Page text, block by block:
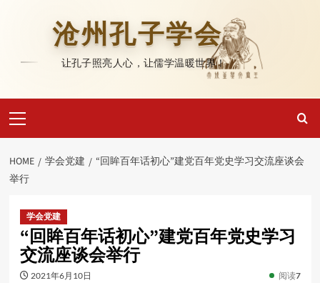
沧州孔子学会
让孔子照亮人心，让儒学温暖世界！
Menu
HOME 学会党建
“回眸百年话初心”建党百年党史学习交流座谈会
举行
学会党建
“回眸百年话初心”建党百年党史学习
交流座谈会举行
2021年6月10日 阅读7